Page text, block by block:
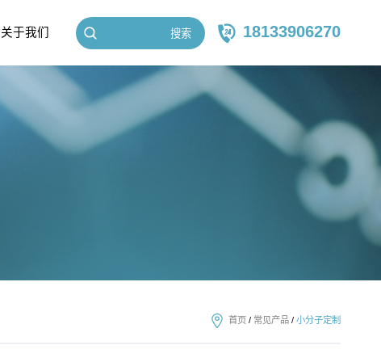
关于我们 搜索 18133906270
首页 / 常见产品 / 小分子定制